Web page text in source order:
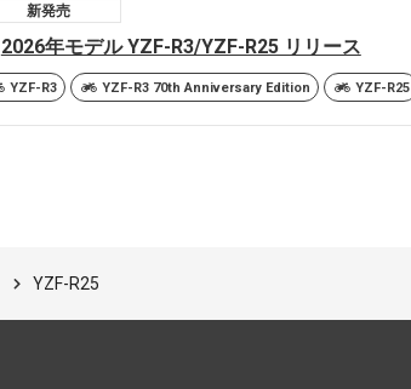
新発売
2026年モデル YZF-R3/YZF-R25 リリース
YZF-R3 YZF-R3 70th Anniversary Edition YZF-R25
YZF-R25